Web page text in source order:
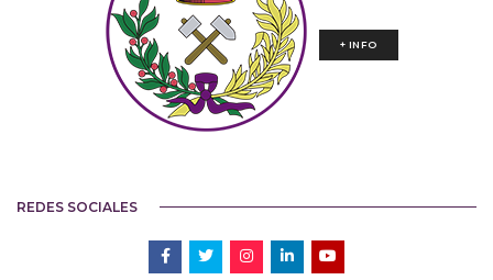
+ INFO
REDES SOCIALES